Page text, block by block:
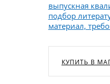
выпускная
подбор
материал,
КУПИТЬ В